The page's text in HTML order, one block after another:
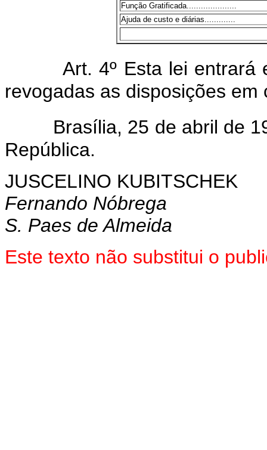
Função Gratificada.....................
Ajuda de custo e diárias.............
Art. 4º Esta lei entrará
revogadas as disposições em
Brasília, 25 de abril de
República.
JUSCELINO KUBITSCHEK
Fernando Nóbrega
S. Paes de Almeida
Este texto não substitui o